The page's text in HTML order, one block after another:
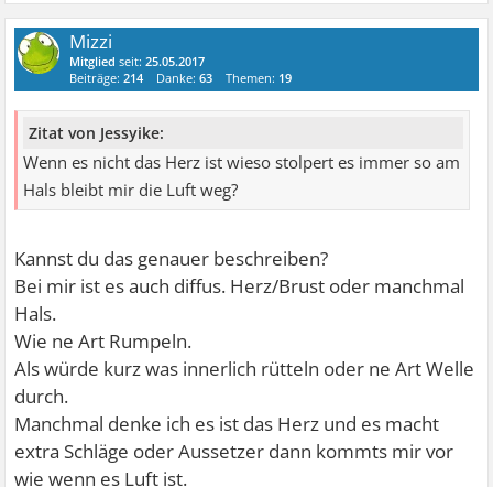
Mizzi
Mitglied seit:25.05.2017
Beiträge:214 Danke:63 Themen: 19
Zitat von Jessyike:
Wenn es nicht das Herz ist wieso stolpert es immer so am
Hals bleibt mir die Luft weg?
Kannst du das genauer beschreiben?
Bei mir ist es auch diffus. Herz/Brust oder manchmal
Hals.
Wie ne Art Rumpeln.
Als würde kurz was innerlich rütteln oder ne Art Welle
durch.
Manchmal denke ich es ist das Herz und es macht
extra Schläge oder Aussetzer dann kommts mir vor
wie wenn es Luft ist.